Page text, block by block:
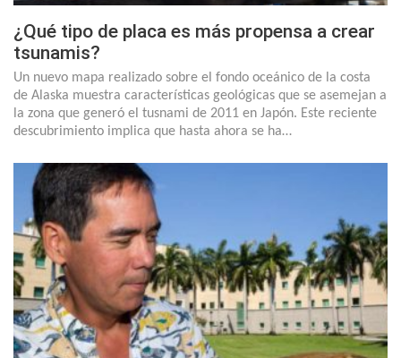
¿Qué tipo de placa es más propensa a crear
tsunamis?
Un nuevo mapa realizado sobre el fondo oceánico de la costa
de Alaska muestra características geológicas que se asemejan a
la zona que generó el tusnami de 2011 en Japón. Este reciente
descubrimiento implica que hasta ahora se ha…